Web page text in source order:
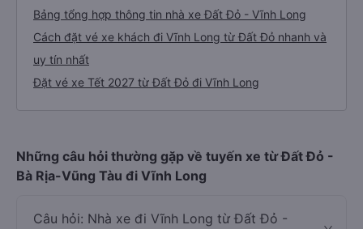
Bảng tổng hợp thông tin nhà xe Đất Đỏ - Vĩnh Long
Cách đặt vé xe khách đi Vĩnh Long từ Đất Đỏ nhanh và
uy tín nhất
Đặt vé xe Tết 2027 từ Đất Đỏ đi Vĩnh Long
Những câu hỏi thường gặp về tuyến xe từ Đất Đỏ -
Bà Rịa-Vũng Tàu đi Vĩnh Long
Câu hỏi: Nhà xe đi Vĩnh Long từ Đất Đỏ -